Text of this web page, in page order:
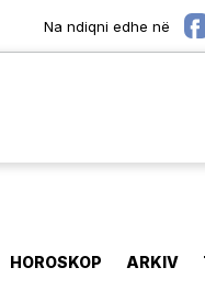
Na ndiqni edhe në
HOROSKOP ARKIV